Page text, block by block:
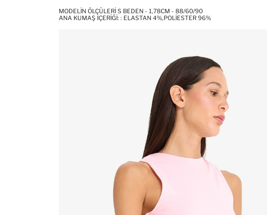
MODELIN ÖLÇÜLERI S BEDEN - 1,78CM - 88/60/90
ANA KUMAŞ İÇERIĞI: : ELASTAN 4%,POLIESTER 96%